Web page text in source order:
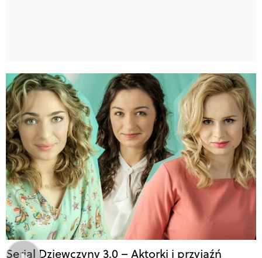
Serial Dziewczyny 3.0 – Aktorki i przyjaźń